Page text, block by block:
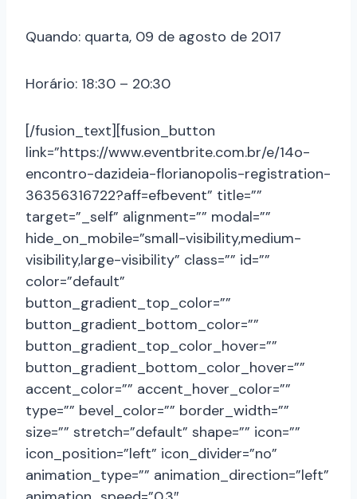
Quando: quarta, 09 de agosto de 2017
Horário: 18:30 – 20:30
[/fusion_text][fusion_button
link=”https://www.eventbrite.com.br/e/14o-
encontro-dazideia-florianopolis-registration-
36356316722?aff=efbevent” title=””
target=”_self” alignment=”” modal=””
hide_on_mobile=”small-visibility,medium-
visibility,large-visibility” class=”” id=””
color=”default”
button_gradient_top_color=””
button_gradient_bottom_color=””
button_gradient_top_color_hover=””
button_gradient_bottom_color_hover=””
accent_color=”” accent_hover_color=””
type=”” bevel_color=”” border_width=””
size=”” stretch=”default” shape=”” icon=””
icon_position=”left” icon_divider=”no”
animation_type=”” animation_direction=”left”